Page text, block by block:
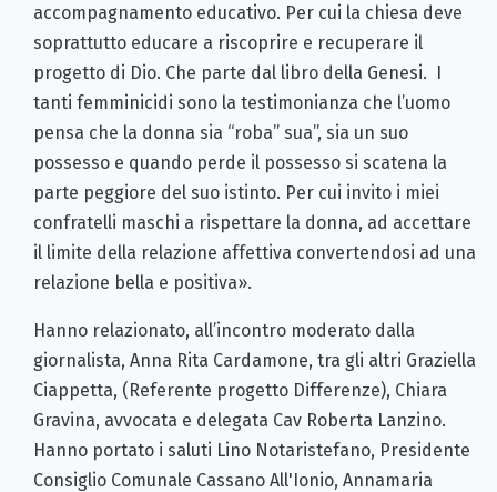
accompagnamento educativo. Per cui la chiesa deve
soprattutto educare a riscoprire e recuperare il
progetto di Dio. Che parte dal libro della Genesi. I
tanti femminicidi sono la testimonianza che l’uomo
pensa che la donna sia “roba” sua”, sia un suo
possesso e quando perde il possesso si scatena la
parte peggiore del suo istinto. Per cui invito i miei
confratelli maschi a rispettare la donna, ad accettare
il limite della relazione affettiva convertendosi ad una
relazione bella e positiva».
Hanno relazionato, all’incontro moderato dalla
giornalista, Anna Rita Cardamone, tra gli altri Graziella
Ciappetta, (Referente progetto Differenze), Chiara
Gravina, avvocata e delegata Cav Roberta Lanzino.
Hanno portato i saluti Lino Notaristefano, Presidente
Consiglio Comunale Cassano All'Ionio, Annamaria